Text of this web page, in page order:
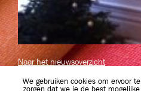
Naar het nieuwsoverzicht
We gebruiken cookies om ervoor te